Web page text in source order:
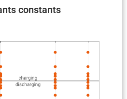
constants